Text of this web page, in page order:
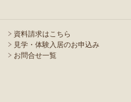
資料請求はこちら
見学・体験入居のお申込み
お問合せ一覧